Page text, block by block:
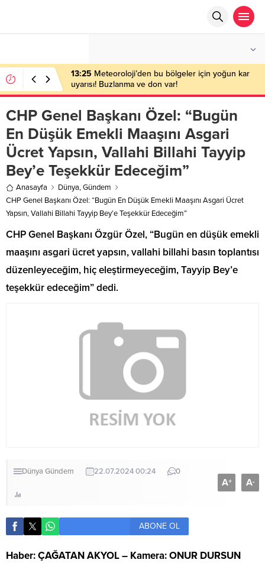
13:25 Meteoroloji’den bu bölgeler için yoğun kar
uyarısı! Buzlanma ve don var!
CHP Genel Başkanı Özel: “Bugün
En Düşük Emekli Maaşını Asgari
Ücret Yapsın, Vallahi Billahi Tayyip
Bey’e Teşekkür Edeceğim”
Anasayfa Dünya,Gündem
CHP Genel Başkanı Özel: “Bugün En Düşük Emekli Maaşını Asgari Ücret
Yapsın, Vallahi Billahi Tayyip Bey’e Teşekkür Edeceğim”
CHP Genel Başkanı Özgür Özel, “Bugün en düşük emekli
maaşını asgari ücret yapsın, vallahi billahi basın toplantısı
düzenleyeceğim, hiç eleştirmeyeceğim, Tayyip Bey’e
teşekkür edeceğim” dedi.
Dünya Gündem 22.07.2024 00:24 0
A+ A-
ABONE OL
Haber: ÇAĞATAN AKYOL – Kamera: ONUR DURSUN